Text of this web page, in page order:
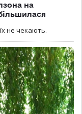
на
не чекають.